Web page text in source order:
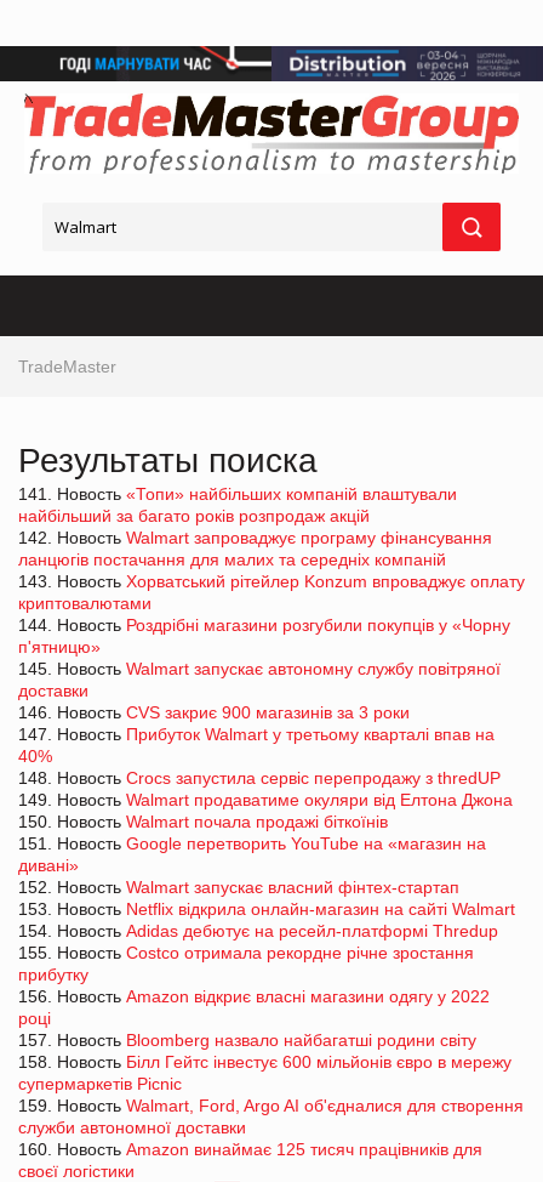
TradeMaster
Результаты поиска
141. Новость «Топи» найбільших компаній влаштували
найбільший за багато років розпродаж акцій
142. Новость Walmart запроваджує програму фінансування
ланцюгів постачання для малих та середніх компаній
143. Новость Хорватський рітейлер Konzum впроваджує оплату
криптовалютами
144. Новость Роздрібні магазини розгубили покупців у «Чорну
п'ятницю»
145. Новость Walmart запускає автономну службу повітряної
доставки
146. Новость CVS закриє 900 магазинів за 3 роки
147. Новость Прибуток Walmart у третьому кварталі впав на
40%
148. Новость Crocs запустила сервіс перепродажу з thredUP
149. Новость Walmart продаватиме окуляри від Елтона Джона
150. Новость Walmart почала продажі біткоїнів
151. Новость Google перетворить YouTube на «магазин на
дивані»
152. Новость Walmart запускає власний фінтех-стартап
153. Новость Netflix відкрила онлайн-магазин на сайті Walmart
154. Новость Adidas дебютує на ресейл-платформі Thredup
155. Новость Costco отримала рекордне річне зростання
прибутку
156. Новость Amazon відкриє власні магазини одягу у 2022
році
157. Новость Bloomberg назвало найбагатші родини світу
158. Новость Білл Гейтс інвестує 600 мільйонів євро в мережу
супермаркетів Picnic
159. Новость Walmart, Ford, Argo AI об'єдналися для створення
служби автономної доставки
160. Новость Amazon винаймає 125 тисяч працівників для
своєї логістики